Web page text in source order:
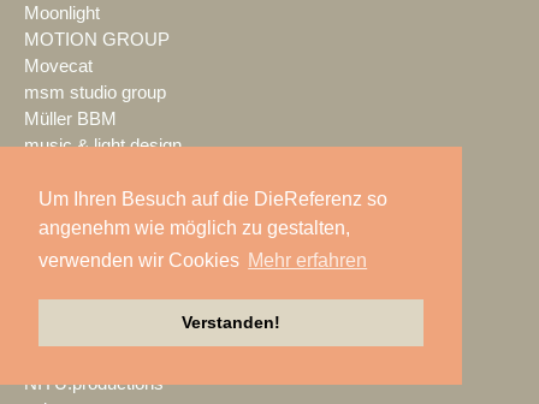
Um Ihren Besuch auf die DieReferenz so
angenehm wie möglich zu gestalten,
verwenden wir Cookies Mehr erfahren
Verstanden!
Moonlight
MOTION GROUP
Movecat
msm studio group
Müller BBM
music & light design
NEC Display Solutions
NEEC Audio
Neumann&Müller
Nexo
NIYU.productions